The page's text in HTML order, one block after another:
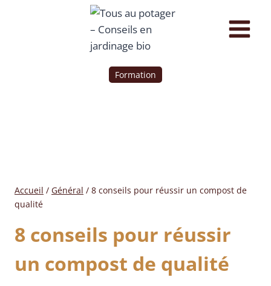
Formation
Accueil / Général / 8 conseils pour réussir un compost de
qualité
8 conseils pour réussir
un compost de qualité